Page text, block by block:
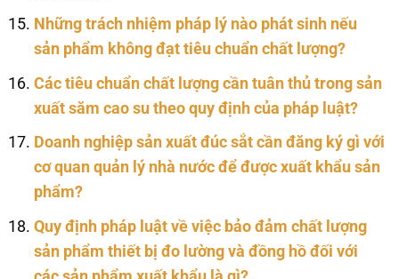
Những trách nhiệm pháp lý nào phát sinh nếu
sản phẩm không đạt tiêu chuẩn chất lượng?
Các tiêu chuẩn chất lượng cần tuân thủ trong sản
xuất săm cao su theo quy định của pháp luật?
Doanh nghiệp sản xuất đúc sắt cần đăng ký gì với
cơ quan quản lý nhà nước để được xuất khẩu sản
phẩm?
Quy định pháp luật về việc bảo đảm chất lượng
sản phẩm thiết bị đo lường và đồng hồ đối với